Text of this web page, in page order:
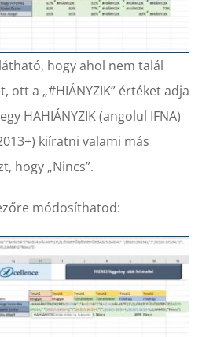
hogy ahol nem talál
ott a „#HIÁNYZIK” értéket adja
HAHIÁNYZIK (angolul IFNA)
kiíratni valami más
hogy „Nincs”.
módosíthatod: